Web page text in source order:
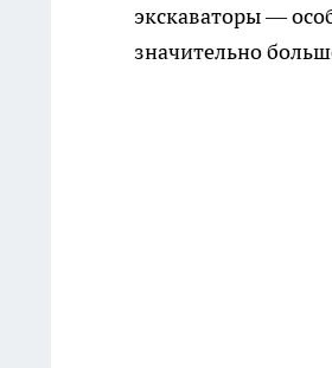
экскаваторы —
значительно